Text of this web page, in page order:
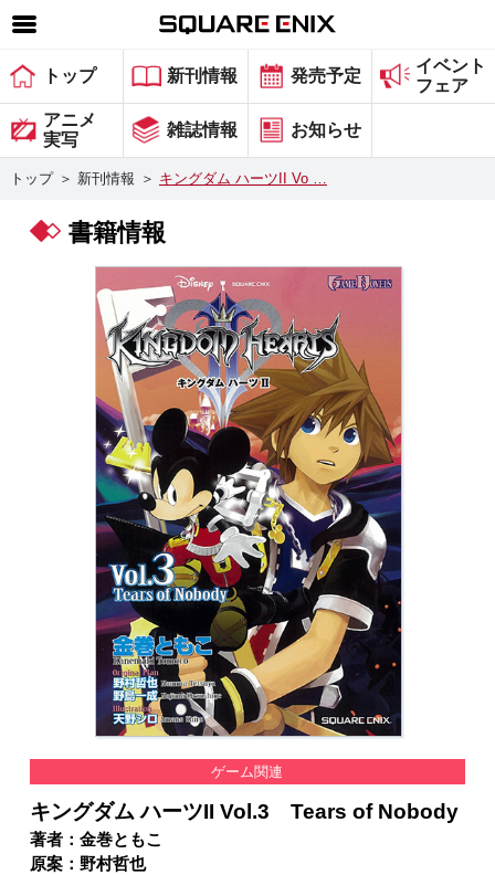
SQUARE ENIX 公式サイトメニュー
ゲーム
マガジン＆ブックス
グッズ
会社情報 採用情報
スクウェア・エニックス サイト内検索
トップ 新刊情報 発売予定
イベント
フェア
アニメ
実写
雑誌情報 お知らせ
トップ ＞ 新刊情報 ＞ キングダム ハーツII Vo …
書籍情報
ゲーム関連
キングダム ハーツII Vol.3 Tears of Nobody
著者：金巻ともこ
原案：野村哲也